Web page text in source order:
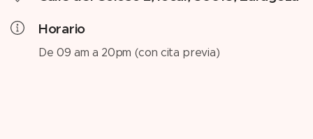
Horario
De 09 am a 20pm (con cita previa)